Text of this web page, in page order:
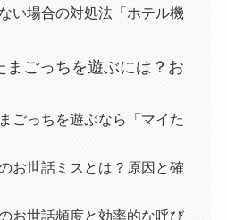
い場合の対処法「ホテル機
まごっちを遊ぶには？お
ごっちを遊ぶなら「マイた
お世話ミスとは？原因と確
お世話頻度と効率的な呼び